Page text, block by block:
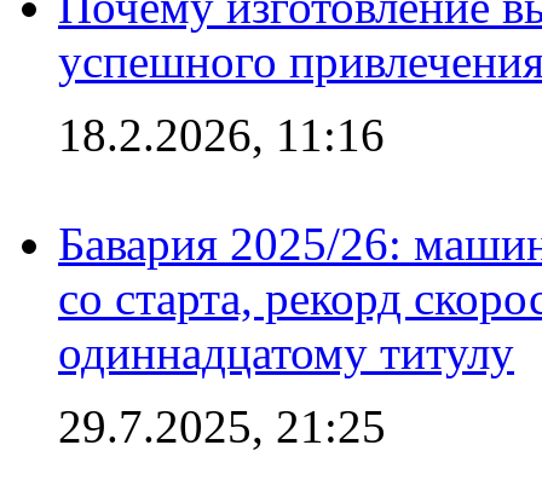
успешного
18.2.2026, 11:16
Бавария 2025/26:
со старта, рекорд
одиннадцатому титулу
29.7.2025, 21:25